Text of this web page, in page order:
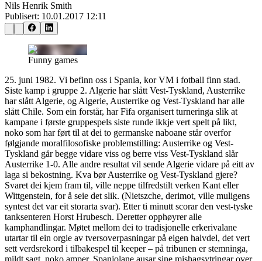
Nils Henrik Smith
Publisert: 10.01.2017 12:11
Funny games
25. juni 1982. Vi befinn oss i Spania, kor VM i fotball finn stad.
Siste kamp i gruppe 2. Algerie har slått Vest-Tyskland, Austerrike
har slått Algerie, og Algerie, Austerrike og Vest-Tyskland har alle
slått Chile. Som ein forstår, har Fifa organisert turneringa slik at
kampane i første gruppespels siste runde ikkje vert spelt på likt,
noko som har ført til at dei to germanske naboane står overfor
følgjande moralfilosofiske problemstilling: Austerrike og Vest-
Tyskland går begge vidare viss og berre viss Vest-Tyskland slår
Austerrike 1-0. Alle andre resultat vil sende Algerie vidare på eitt av
laga si bekostning. Kva bør Austerrike og Vest-Tyskland gjere?
Svaret dei kjem fram til, ville neppe tilfredstilt verken Kant eller
Wittgenstein, for å seie det slik. (Nietszche, derimot, ville muligens
syntest det var eit storarta svar). Etter ti minutt scorar den vest-tyske
tanksenteren Horst Hrubesch. Deretter opphøyrer alle
kamphandlingar. Møtet mellom dei to tradisjonelle erkerivalane
utartar til ein orgie av tversoverpasningar på eigen halvdel, det vert
sett verdsrekord i tilbakespel til keeper – på tribunen er stemninga,
mildt sagt, noko amper. Spanjolane ausar sine mishagsytringar over